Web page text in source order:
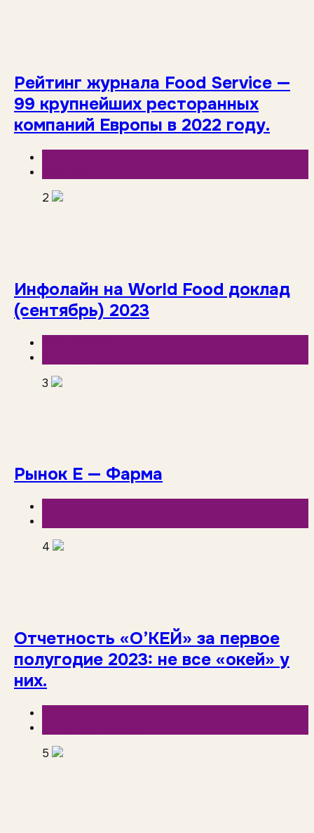
Рейтинг журнала Food Service —
99 крупнейших ресторанных
компаний Европы в 2022 году.
2
Инфолайн на World Food доклад
(сентябрь) 2023
3
Рынок Е — Фарма
4
Отчетность «О’КЕЙ» за первое
полугодие 2023: не все «окей» у
них.
5